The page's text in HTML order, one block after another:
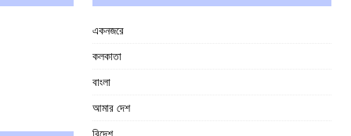
একনজরে
কলকাতা
বাংলা
আমার দেশ